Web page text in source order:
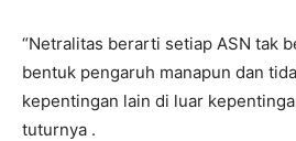
“Netralitas berarti setiap ASN tak
bentuk pengaruh manapun dan
kepentingan lain di luar
tuturnya .